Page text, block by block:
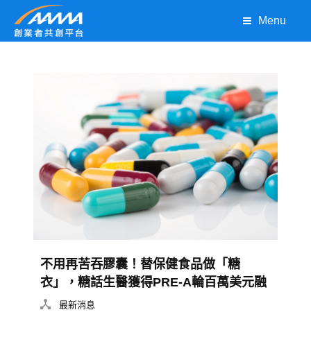
Menu
不用再苦吞膠囊！替保健食品做「糖
衣」，糖話生醫獲得PRE-A輪百萬美元融
資
最新消息